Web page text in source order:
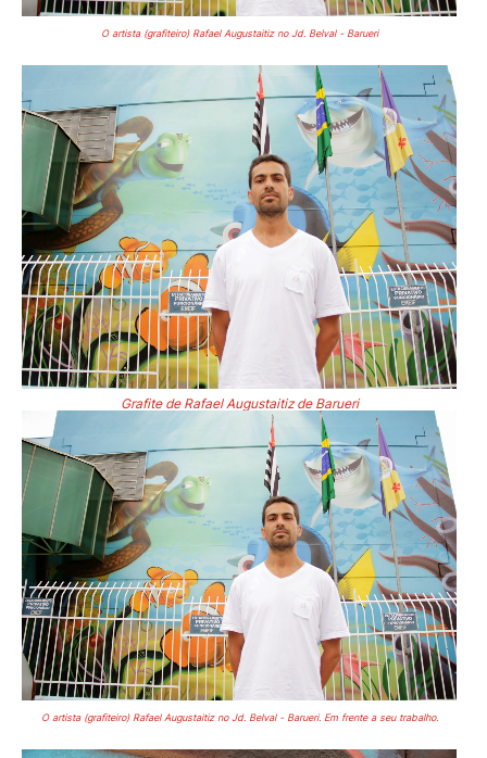
O artista (grafiteiro) Rafael Augustaitiz no Jd. Belval - Barueri
Grafite de Rafael Augustaitiz de Barueri
O artista (grafiteiro) Rafael Augustaitiz no Jd. Belval - Barueri. Em frente a seu trabalho.